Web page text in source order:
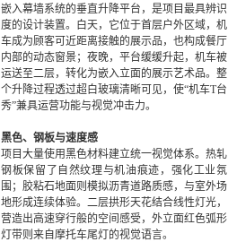
嵌入幕墙系统的垂直升降平台，是项目最具辨识
度的设计装置。白天，它位于首层户外区域，机
车成为顾客可近距离接触的展示品，也构成餐厅
内部的动态窗景；夜晚，平台缓缓升起，机车被
运送至二层，转化为嵌入立面的展示艺术品。整
个升降过程透过超白玻璃清晰可见，使“机车T台
秀”兼具运营功能与视觉冲击力。
黑色、钢板与速度感
项目大量使用黑色材料建立统一视觉体系。热轧
钢板保留了自然纹理与机油痕迹，强化工业氛
围；胶粘石地面则模拟沥青道路质感，与室外场
地形成连续体验。二层拱形天花结合线性灯光，
营造出高速穿行般的空间感受，外立面红色弧形
灯带则来自摩托车尾灯的视觉语言。